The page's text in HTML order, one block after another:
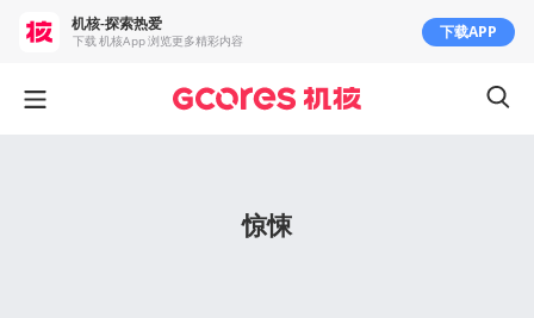
惊悚
机核-探索热爱
下载 机核App 浏览更多精彩内容 下载APP